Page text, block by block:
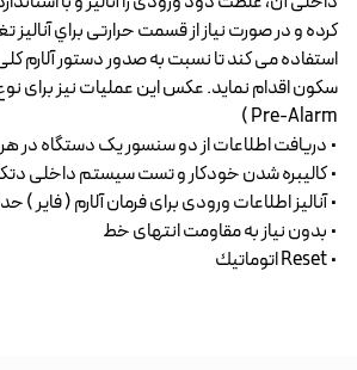
كرده و در صورت نياز از قسمت حرارتی براي
استفاده می كند تا نسبت به صدور دستور آلارم
سكون اقدام نمايد. عكس اين عمليات نيز برای
Pre-Alarm )
• دریافت اطلاعات از دو سنسور یک دستگاه در هر ۴۰۰ میلی
• کالیبره شدن خودکار و تست سیستم داخلی دتکتور
• آنالیز اطلاعات ورودی برای فرمان آلارم ( فایر ) حداکثر ۵
• بدون نياز به مقاومت انتهای خط
• Reset اتوماتيك